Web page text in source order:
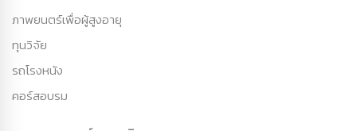
ภาพยนตร์เพื่อผู้สูงอายุ
ทุนวิจัย
รถโรงหนัง
คอร์สอบรม